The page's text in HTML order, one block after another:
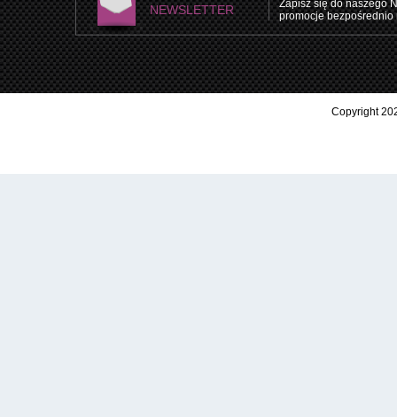
NEWSLETTER
Zapisz się do naszego
promocje bezpośrednio
Copyright